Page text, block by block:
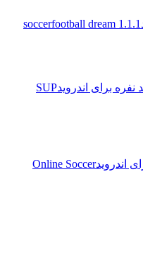
soccerfootball
SUP
Online Soccer